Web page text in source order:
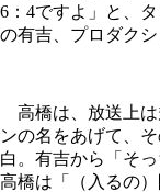
6：4ですよ」と、
の有吉、プロダク
高橋は、放送上は
ンの名をあげて、
白。有吉から「そ
高橋は「（入るの